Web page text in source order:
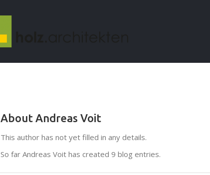
About Andreas Voit
This author has not yet filled in any details.
So far Andreas Voit has created 9 blog entries.